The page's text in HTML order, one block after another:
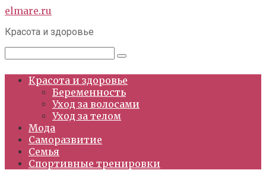
Перейти
контенту
elmare.ru
Красота и здоровье
Красота и здоровье
Беременность
Уход за волосами
Уход за телом
Мода
Саморазвитие
Семья
Спортивные тренировки